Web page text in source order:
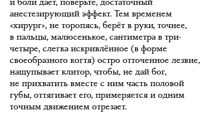
анестезирующий эффект. Тем временем
«хирург», не торопясь, берёт в руки, точнее,
в пальцы, малюсенькое, сантиметра в три-
четыре, слегка искривлённое (в форме
своеобразного когтя) остро отточенное лезвие,
нащупывает клитор, чтобы, не дай бог,
не прихватить вместе с ним часть половой
губы, оттягивает его, примеряется и одним
точным движением отрезает.